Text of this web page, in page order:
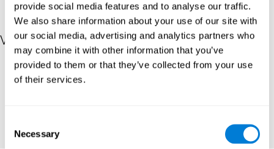
provide social media features and to analyse our traffic.
We also share information about your use of our site with
our social media, advertising and analytics partners who
may combine it with other information that you’ve
provided to them or that they’ve collected from your use
of their services.
Selection
Necessary
Verweise
Raven, J. C. (1936). Mental tests used in genetic studies: The
performance of related individuals on tests mainly educative and
Research; 1938."